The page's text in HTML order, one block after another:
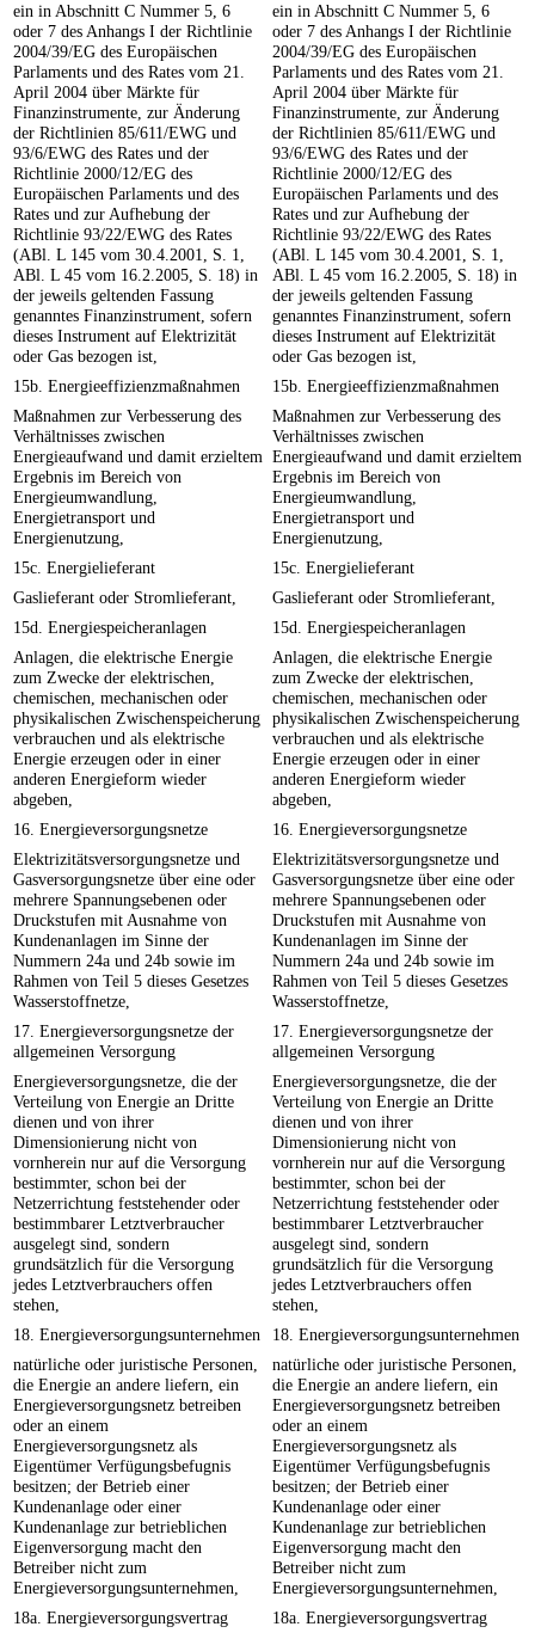
ein in Abschnitt C Nummer 5, 6
oder 7 des Anhangs I der Richtlinie
2004/39/EG des Europäischen
Parlaments und des Rates vom 21.
April 2004 über Märkte für
Finanzinstrumente, zur Änderung
der Richtlinien 85/611/EWG und
93/6/EWG des Rates und der
Richtlinie 2000/12/EG des
Europäischen Parlaments und des
Rates und zur Aufhebung der
Richtlinie 93/22/EWG des Rates
(ABl. L 145 vom 30.4.2001, S. 1,
ABl. L 45 vom 16.2.2005, S. 18) in
der jeweils geltenden Fassung
genanntes Finanzinstrument, sofern
dieses Instrument auf Elektrizität
oder Gas bezogen ist,
ein in Abschnitt C Nummer 5, 6
oder 7 des Anhangs I der Richtlinie
2004/39/EG des Europäischen
Parlaments und des Rates vom 21.
April 2004 über Märkte für
Finanzinstrumente, zur Änderung
der Richtlinien 85/611/EWG und
93/6/EWG des Rates und der
Richtlinie 2000/12/EG des
Europäischen Parlaments und des
Rates und zur Aufhebung der
Richtlinie 93/22/EWG des Rates
(ABl. L 145 vom 30.4.2001, S. 1,
ABl. L 45 vom 16.2.2005, S. 18) in
der jeweils geltenden Fassung
genanntes Finanzinstrument, sofern
dieses Instrument auf Elektrizität
oder Gas bezogen ist,
15b. Energieeffizienzmaßnahmen
15b. Energieeffizienzmaßnahmen
Maßnahmen zur Verbesserung des
Verhältnisses zwischen
Energieaufwand und damit erzieltem
Ergebnis im Bereich von
Energieumwandlung,
Energietransport und
Energienutzung,
Maßnahmen zur Verbesserung des
Verhältnisses zwischen
Energieaufwand und damit erzieltem
Ergebnis im Bereich von
Energieumwandlung,
Energietransport und
Energienutzung,
15c. Energielieferant
15c. Energielieferant
Gaslieferant oder Stromlieferant,
Gaslieferant oder Stromlieferant,
15d. Energiespeicheranlagen
15d. Energiespeicheranlagen
Anlagen, die elektrische Energie
zum Zwecke der elektrischen,
chemischen, mechanischen oder
physikalischen Zwischenspeicherung
verbrauchen und als elektrische
Energie erzeugen oder in einer
anderen Energieform wieder
abgeben,
Anlagen, die elektrische Energie
zum Zwecke der elektrischen,
chemischen, mechanischen oder
physikalischen Zwischenspeicherung
verbrauchen und als elektrische
Energie erzeugen oder in einer
anderen Energieform wieder
abgeben,
16. Energieversorgungsnetze
16. Energieversorgungsnetze
Elektrizitätsversorgungsnetze und
Gasversorgungsnetze über eine oder
mehrere Spannungsebenen oder
Druckstufen mit Ausnahme von
Kundenanlagen im Sinne der
Nummern 24a und 24b sowie im
Rahmen von Teil 5 dieses Gesetzes
Wasserstoffnetze,
Elektrizitätsversorgungsnetze und
Gasversorgungsnetze über eine oder
mehrere Spannungsebenen oder
Druckstufen mit Ausnahme von
Kundenanlagen im Sinne der
Nummern 24a und 24b sowie im
Rahmen von Teil 5 dieses Gesetzes
Wasserstoffnetze,
17. Energieversorgungsnetze der
allgemeinen Versorgung
17. Energieversorgungsnetze der
allgemeinen Versorgung
Energieversorgungsnetze, die der
Verteilung von Energie an Dritte
dienen und von ihrer
Dimensionierung nicht von
vornherein nur auf die Versorgung
bestimmter, schon bei der
Netzerrichtung feststehender oder
bestimmbarer Letztverbraucher
ausgelegt sind, sondern
grundsätzlich für die Versorgung
jedes Letztverbrauchers offen
stehen,
Energieversorgungsnetze, die der
Verteilung von Energie an Dritte
dienen und von ihrer
Dimensionierung nicht von
vornherein nur auf die Versorgung
bestimmter, schon bei der
Netzerrichtung feststehender oder
bestimmbarer Letztverbraucher
ausgelegt sind, sondern
grundsätzlich für die Versorgung
jedes Letztverbrauchers offen
stehen,
18. Energieversorgungsunternehmen
18. Energieversorgungsunternehmen
natürliche oder juristische Personen,
die Energie an andere liefern, ein
Energieversorgungsnetz betreiben
oder an einem
Energieversorgungsnetz als
Eigentümer Verfügungsbefugnis
besitzen; der Betrieb einer
Kundenanlage oder einer
Kundenanlage zur betrieblichen
Eigenversorgung macht den
Betreiber nicht zum
Energieversorgungsunternehmen,
natürliche oder juristische Personen,
die Energie an andere liefern, ein
Energieversorgungsnetz betreiben
oder an einem
Energieversorgungsnetz als
Eigentümer Verfügungsbefugnis
besitzen; der Betrieb einer
Kundenanlage oder einer
Kundenanlage zur betrieblichen
Eigenversorgung macht den
Betreiber nicht zum
Energieversorgungsunternehmen,
18a. Energieversorgungsvertrag
18a. Energieversorgungsvertrag